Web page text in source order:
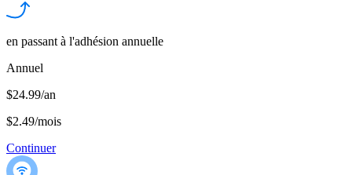
en passant à l'adhésion annuelle
Annuel
$24.99/an
$2.49/mois
Continuer